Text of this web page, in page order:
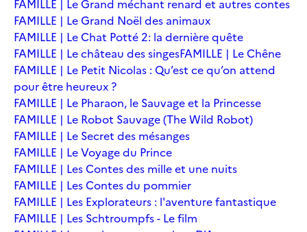
FAMILLE | Le Grand méchant renard et autres contes
FAMILLE | Le Grand Noël des animaux
FAMILLE | Le Chat Potté 2: la dernière quête
FAMILLE | Le château des singesFAMILLE | Le Chêne
FAMILLE | Le Petit Nicolas : Qu’est ce qu’on attend
pour être heureux ?
FAMILLE | Le Pharaon, le Sauvage et la Princesse
FAMILLE | Le Robot Sauvage (The Wild Robot)
FAMILLE | Le Secret des mésanges
FAMILLE | Le Voyage du Prince
FAMILLE | Les Contes des mille et une nuits
FAMILLE | Les Contes du pommier
FAMILLE | Les Explorateurs : l'aventure fantastique
FAMILLE | Les Schtroumpfs - Le film